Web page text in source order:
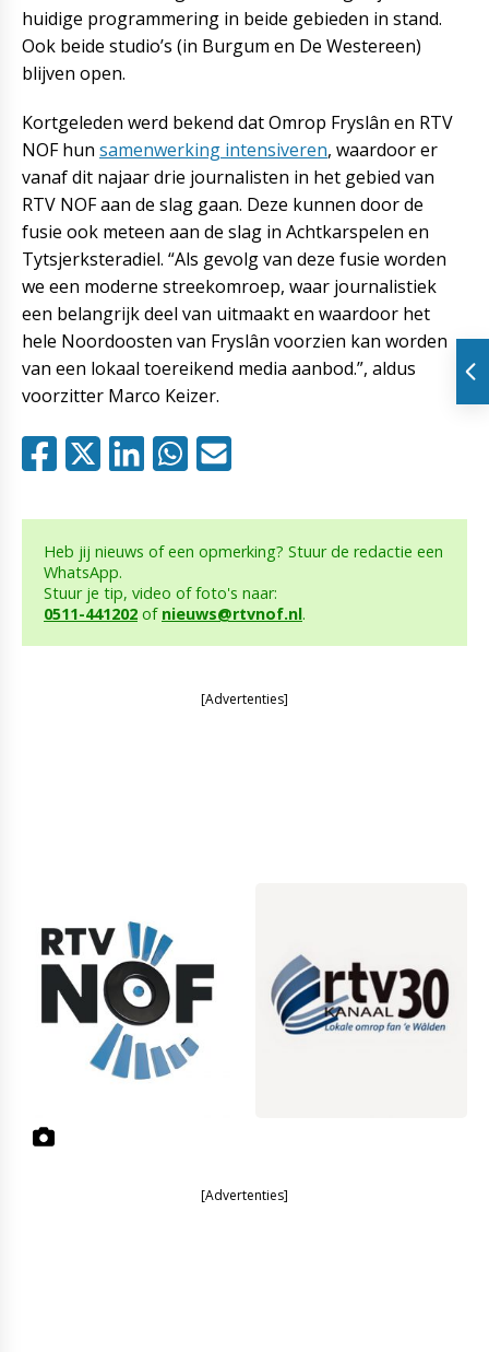
huidige programmering in beide gebieden in stand.
Ook beide studio’s (in Burgum en De Westereen)
blijven open.
Kortgeleden werd bekend dat Omrop Fryslân en RTV
NOF hun samenwerking intensiveren, waardoor er
vanaf dit najaar drie journalisten in het gebied van
RTV NOF aan de slag gaan. Deze kunnen door de
fusie ook meteen aan de slag in Achtkarspelen en
Tytsjerksteradiel. “Als gevolg van deze fusie worden
we een moderne streekomroep, waar journalistiek
een belangrijk deel van uitmaakt en waardoor het
hele Noordoosten van Fryslân voorzien kan worden
van een lokaal toereikend media aanbod.”, aldus
voorzitter Marco Keizer.
Heb jij nieuws of een opmerking? Stuur de redactie een
WhatsApp.
Stuur je tip, video of foto's naar:
0511-441202 of nieuws@rtvnof.nl.
[Advertenties]
[Advertenties]